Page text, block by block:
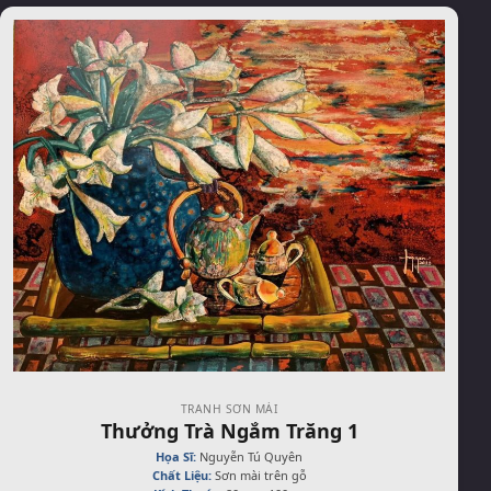
TRANH SƠN MÀI
Thưởng Trà Ngắm Trăng 1
Họa Sĩ: Nguyễn Tú Quyên
Chất Liệu: Sơn mài trên gỗ